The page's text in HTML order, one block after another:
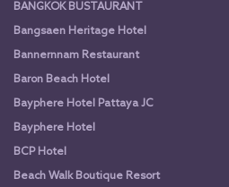
BANGKOK BUSTAURANT
Bangsaen Heritage Hotel
Bannernnam Restaurant
Baron Beach Hotel
Bayphere Hotel Pattaya JC
Bayphere Hotel
BCP Hotel
Beach Walk Boutique Resort